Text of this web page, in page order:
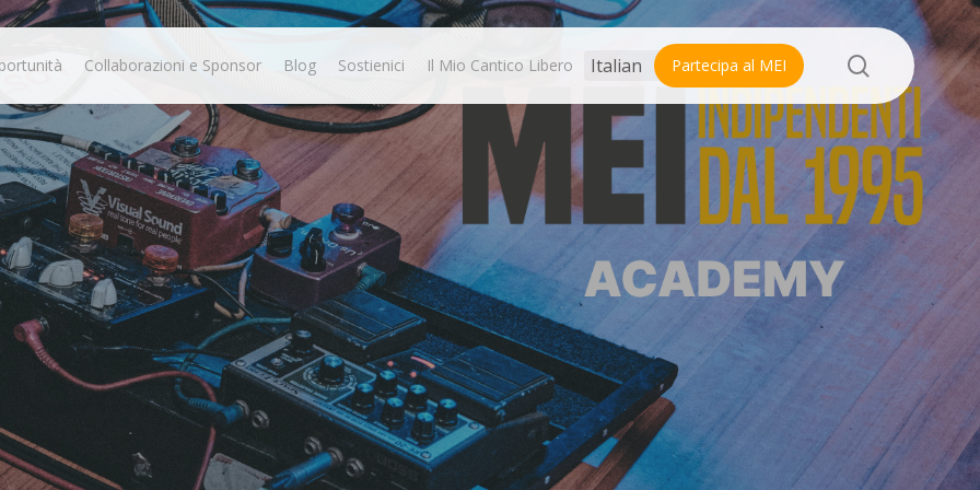
Collaborazioni e Sponsor Blog Sostienici Il Mio Cantico Libero Partecipa al MEI search